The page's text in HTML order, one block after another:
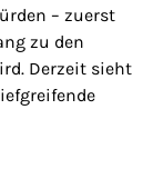
– zuerst
zu den
Derzeit sieht